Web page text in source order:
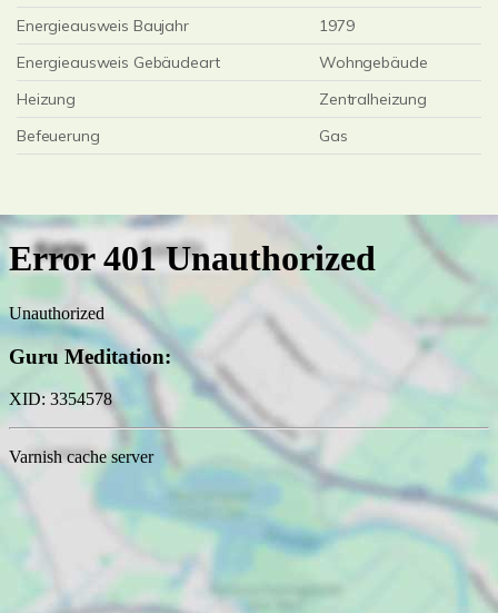
Energieausweis Baujahr
1979
Energieausweis Gebäudeart
Wohngebäude
Heizung
Zentralheizung
Befeuerung
Gas